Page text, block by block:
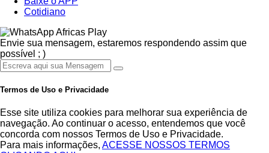
Cotidiano
Africas Play
Envie sua mensagem, estaremos respondendo assim que
possível ; )
Termos de Uso e Privacidade
Esse site utiliza cookies para melhorar sua experiência de
navegação. Ao continuar o acesso, entendemos que você
concorda com nossos Termos de Uso e Privacidade.
Para mais informações, ACESSE NOSSOS TERMOS